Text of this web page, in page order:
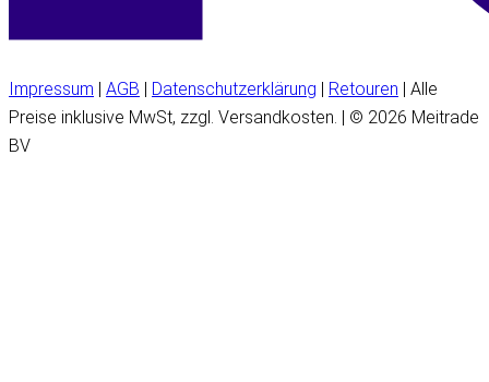
Impressum AGB Datenschutzerklärung Retouren | Alle
Preise inklusive MwSt, zzgl. Versandkosten. | © 2026 Meitrade
BV